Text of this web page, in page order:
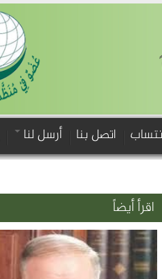
اتصل بنا أرسل لنا
اقرأ أيضاً